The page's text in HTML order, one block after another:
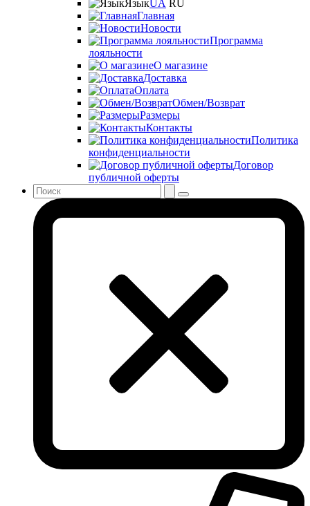
ЯзыкUA RU
Главная
Новости
Программа
лояльности
О магазине
Доставка
Оплата
Обмен/Возврат
Размеры
Контакты
Политика
конфиденциальности
Договор
публичной оферты